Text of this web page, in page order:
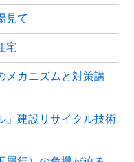
見て
宅
メカニズムと対策講
」建設リサイクル技術